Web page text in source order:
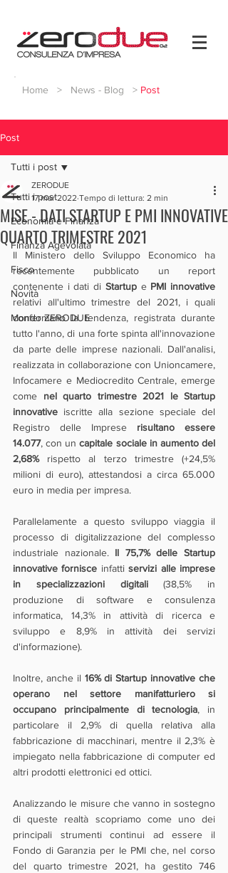
Home > News - Blog > Post
Post
Tutti i post
Economia e Finanza
Finanza Agevolata
Fisco
Novità
Mondo ZERODUE
Tutti i post
MISE - DATI STARTUP E PMI INNOVATIVE
QUARTO TRIMESTRE 2021
ZERODUE
17 mar 2022 Tempo di lettura: 2 min
Il Ministero dello Sviluppo Economico ha
recentemente pubblicato un report
contenente i dati di Startup e PMI innovative
relativi all'ultimo trimestre del 2021, i quali
confermano la tendenza, registrata durante
tutto l'anno, di una forte spinta all'innovazione
da parte delle imprese nazionali. Dall'analisi,
realizzata in collaborazione con Unioncamere,
Infocamere e Mediocredito Centrale, emerge
come nel quarto trimestre 2021 le Startup
innovative iscritte alla sezione speciale del
Registro delle Imprese risultano essere
14.077, con un capitale sociale in aumento del
2,68% rispetto al terzo trimestre (+24,5%
milioni di euro), attestandosi a circa 65.000
euro in media per impresa.
Parallelamente a questo sviluppo viaggia il
processo di digitalizzazione del complesso
industriale nazionale. Il 75,7% delle Startup
innovative fornisce infatti servizi alle imprese
in specializzazioni digitali (38,5% in
produzione di software e consulenza
informatica, 14,3% in attività di ricerca e
sviluppo e 8,9% in attività dei servizi
d'informazione).
Inoltre, anche il 16% di Startup innovative che
operano nel settore manifatturiero si
occupano principalmente di tecnologia, in
particolare il 2,9% di quella relativa alla
fabbricazione di macchinari, mentre il 2,3% è
impiegato nella fabbricazione di computer ed
altri prodotti elettronici ed ottici.
Analizzando le misure che vanno in sostegno
di queste realtà scopriamo come uno dei
principali strumenti continui ad essere il
Fondo di Garanzia per le PMI che, nel corso
del quarto trimestre 2021, ha gestito 746